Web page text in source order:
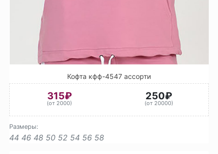
Кофта кфф-4547 ассорти
315₽
(от 2000)
250₽
(от 20000)
Размеры:
44 46 48 50 52 54 56 58